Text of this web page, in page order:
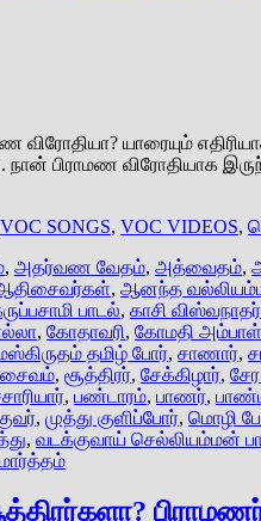
யாரையும்
பிராமண விரோதியாக
VOC SONGS, VOC VIDEOS,
, அதர்வண வேதம், அத்வைதம்,
, ஆனந்த
பாடல், காசி விஸ்வநாதர்
, கோதாவரி, கோமதி அம்பாள்
தமிழ் போர், சாணார்,
சைவம், சூத்திரர், சேக்கிழார்,
, பண்டாரம், பாணர்,
, முத்து குளிப்போர், மொழி
, வடக்குவாய் செல்லியம்மன்